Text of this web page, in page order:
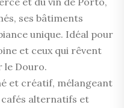
ses bâtiments
unique. Idéal pour
et ceux qui rêvent
le Douro.
et créatif, mélangeant
alternatifs et